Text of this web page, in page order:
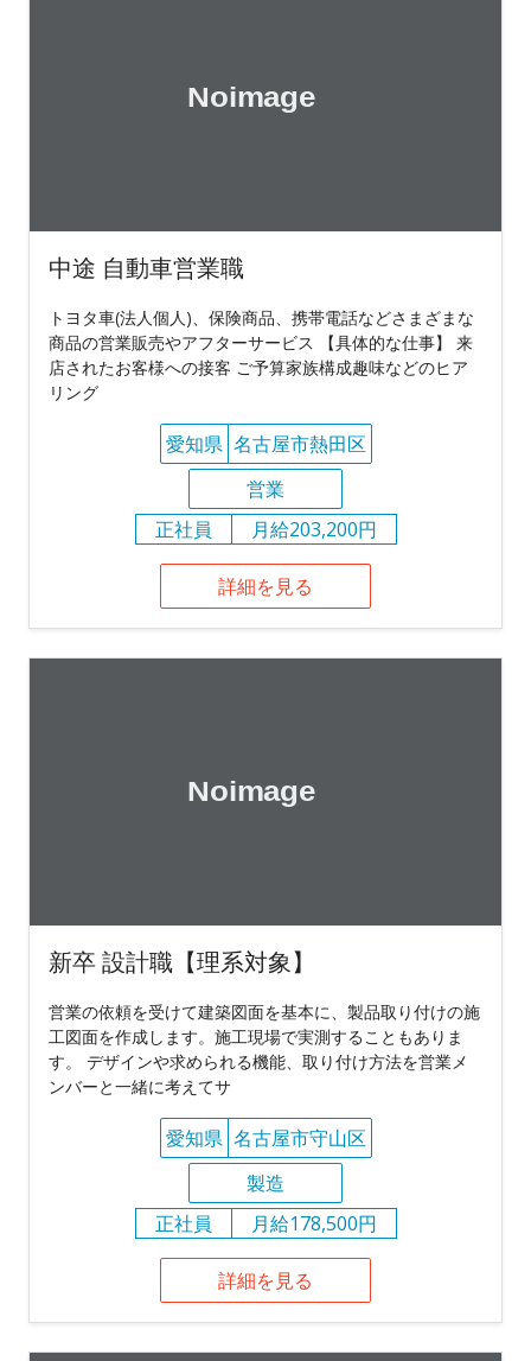
中途 自動車営業職
トヨタ車(法人個人)、保険商品、携帯電話などさまざまな
商品の営業販売やアフターサービス 【具体的な仕事】 来
店されたお客様への接客 ご予算家族構成趣味などのヒア
リング
愛知県 名古屋市熱田区
営業
正社員
月給203,200円
詳細を見る
新卒 設計職【理系対象】
営業の依頼を受けて建築図面を基本に、製品取り付けの施
工図面を作成します。施工現場で実測することもありま
す。 デザインや求められる機能、取り付け方法を営業メ
ンバーと一緒に考えてサ
愛知県 名古屋市守山区
製造
正社員
月給178,500円
詳細を見る